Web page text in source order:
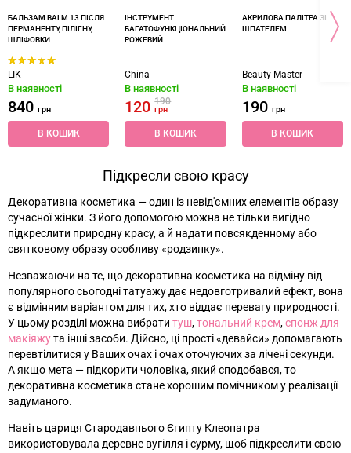
БАЛЬЗАМ BALM 13 ПІСЛЯ
ПЕРМАНЕНТУ, ПІЛІГНУ,
ШЛІФОВКИ
LIK
В наявності
840 грн
В КОШИК
ІНСТРУМЕНТ
БАГАТОФУНКЦІОНАЛЬНИЙ
РОЖЕВИЙ
China
В наявності
120190
грн
В КОШИК
АКРИЛОВА ПАЛІТРА ЗІ
ШПАТЕЛЕМ
Beauty Master
В наявності
190 грн
В КОШИК
Підкресли свою красу
Декоративна косметика —один із невід'ємних елементів образу
сучасної жінки. З його допомогою можна не тільки вигідно
підкреслити природну красу, а й надати повсякденному або
святковому образу особливу «родзинку».
Незважаючи на те, що декоративна косметика на відміну від
популярного сьогодні татуажу дає недовготривалий ефект, вона
є відмінним варіантом для тих, хто віддає перевагу природності.
У цьому розділі можна вибрати туш,тональний крем,спонж для
макіяжута інші засоби. Дійсно, ці прості «девайси» допомагають
перевтілитися у Ваших очах і очах оточуючих за лічені секунди.
А якщо мета — підкорити чоловіка, який сподобався, то
декоративна косметика стане хорошим помічником у реалізації
задуманого.
Навіть цариця Стародавнього Єгипту Клеопатра
використовувала деревне вугілля і сурму, щоб підкреслити свою